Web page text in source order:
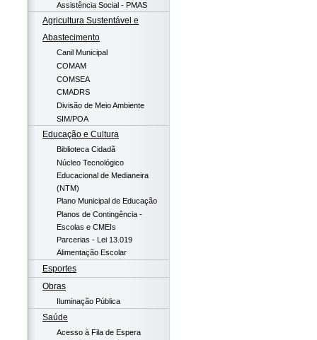
Assistência Social - PMAS
Agricultura Sustentável e
Abastecimento
Canil Municipal
COMAM
COMSEA
CMADRS
Divisão de Meio Ambiente
SIM/POA
Educação e Cultura
Biblioteca Cidadã
Núcleo Tecnológico
Educacional de Medianeira
(NTM)
Plano Municipal de Educação
Planos de Contingência -
Escolas e CMEIs
Parcerias - Lei 13.019
Alimentação Escolar
Esportes
Obras
Iluminação Pública
Saúde
Acesso à Fila de Espera